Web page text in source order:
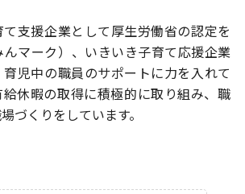
支援企業として厚生労働省の認定を
んマーク）、いきいき子育て応援企業
育児中の職員のサポートに力を入れて
休暇の取得に積極的に取り組み、職
づくりをしています。